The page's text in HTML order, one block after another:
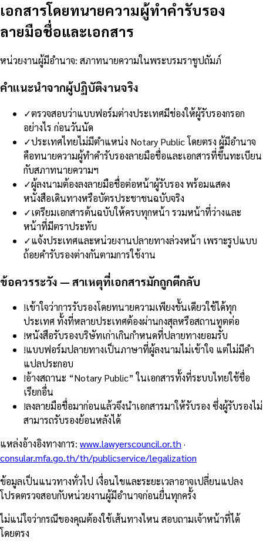
เอกสารโดยทนายความผู้ทำคำรับรอง
ลายมือชื่อและเอกสาร
หน่วยงานผู้มีอำนาจ: สภาทนายความในพระบรมราชูปถัมภ์
คำแนะนำจากผู้ปฏิบัติงานจริง
✓ตรวจสอบว่าแบบฟอร์มต่างประเทศมีช่องให้ผู้รับรองกรอก
อย่างไร ก่อนวันนัด
✓ประเทศไทยไม่มีตำแหน่ง Notary Public โดยตรง ผู้มีอำนาจ
คือทนายความผู้ทำคำรับรองลายมือชื่อและเอกสารที่ขึ้นทะเบียน
กับสภาทนายความฯ
✓ผู้ลงนามต้องลงลายมือชื่อต่อหน้าผู้รับรอง พร้อมแสดง
หนังสือเดินทางหรือบัตรประชาชนฉบับจริง
✓เตรียมเอกสารต้นฉบับให้ครบทุกหน้า รวมหน้าที่ว่างและ
หน้าที่มีตราประทับ
✓แจ้งประเทศและหน่วยงานปลายทางล่วงหน้า เพราะรูปแบบ
ถ้อยคำรับรองต่างกันตามการใช้งาน
ข้อควรระวัง — สาเหตุที่เอกสารมักถูกตีกลับ
!เข้าใจว่าการรับรองโดยทนายความเพียงขั้นเดียวใช้ได้ทุก
ประเทศ ทั้งที่หลายประเทศต้องผ่านกงสุลหรือสถานทูตต่อ
!หนังสือรับรองบริษัทเก่าเกินกำหนดที่ปลายทางยอมรับ
!แบบฟอร์มปลายทางเป็นภาษาที่ผู้ลงนามไม่เข้าใจ แต่ไม่มีคำ
แปลประกอบ
!อ้างสถานะ “Notary Public” ในเอกสารทั้งที่ระบบไทยใช้ชื่อ
เรียกอื่น
!ลงลายมือชื่อมาก่อนแล้วจึงนำเอกสารมาให้รับรอง ซึ่งผู้รับรองไม่
สามารถรับรองย้อนหลังได้
แหล่งอ้างอิงทางการ: www.lawyerscouncil.or.th ·
consular.mfa.go.th/th/publicservice/legalization
ข้อมูลเป็นแนวทางทั่วไป เงื่อนไขและระยะเวลาอาจเปลี่ยนแปลง
โปรดตรวจสอบกับหน่วยงานผู้มีอำนาจก่อนยื่นทุกครั้ง
ไม่แน่ใจว่ากรณีของคุณต้องใช้เส้นทางไหน สอบถามเจ้าหน้าที่ได้
โดยตรง